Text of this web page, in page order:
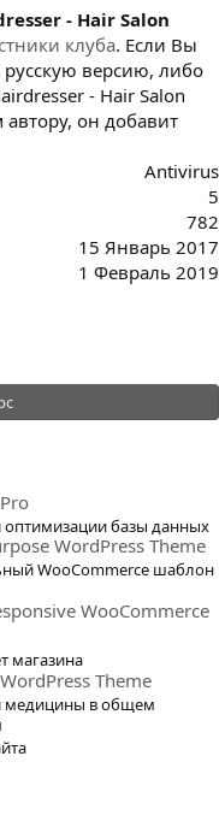
- Hair Salon
клуба. Если Вы
версию, либо
- Hair Salon
он добавит
Antivirus
5
782
15 Январь 2017
1 Февраль 2019
базы данных
WordPress Theme
WooCommerce шаблон
WooCommerce
магазина
Theme
медицины в общем